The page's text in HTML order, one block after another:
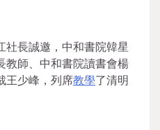
社長誠邀，中和書院韓星
教師、中和書院讀書會楊
王少峰，列席教學了清明